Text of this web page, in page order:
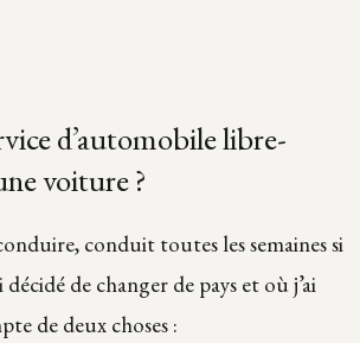
d’automobile libre-
voiture ?
conduit toutes les semaines si
de changer de pays et où j’ai
de deux choses :